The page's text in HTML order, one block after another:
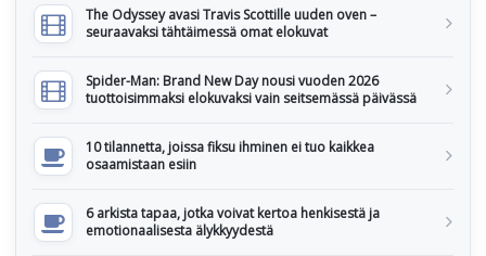
The Odyssey avasi Travis Scottille uuden oven –
seuraavaksi tähtäimessä omat elokuvat
Spider-Man: Brand New Day nousi vuoden 2026
tuottoisimmaksi elokuvaksi vain seitsemässä päivässä
10 tilannetta, joissa fiksu ihminen ei tuo kaikkea
osaamistaan esiin
6 arkista tapaa, jotka voivat kertoa henkisestä ja
emotionaalisesta älykkyydestä